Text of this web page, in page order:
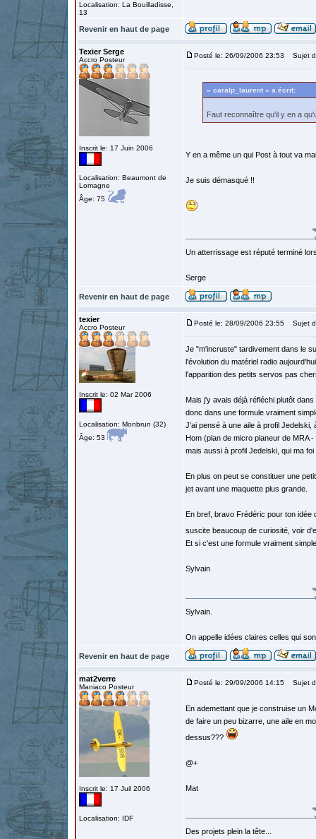
Localisation: La Bouilladisse,
13
Revenir en haut de page
Texier Serge
Accro Posteur
Inscrit le: 17 Juin 2006
Localisation: Beaumont de
Lomagne
Âge: 75
Posté le: 26/09/2006 23:53 Sujet
« caralp_laurent » a écrit:
Faut reconnaître qu'il y en a
Y en a même un qui Post à tout va
Je suis démasqué !!
Un atterrissage est réputé terminé
Serge
Revenir en haut de page
texier
Accro Posteur
Inscrit le: 02 Mar 2006
Localisation: Monbrun (32)
Âge: 53
Posté le: 28/09/2006 23:55 Sujet
Je "m'incruste" tardivement dans le
l'évolution du matériel radio
l'apparition des petits servos pas
Mais j'y avais déjà réfléchi plutôt
donc dans une formule vraiment
J'ai pensé à une aile à profil
Hom (plan de micro planeur de MRA
mais aussi à profil Jedelski, qui ma
En plus on peut se constituer une
jet avant une maquette plus grande.
En bref, bravo Frédéric pour ton
suscite beaucoup de curiosité, voir
Et si c'est une formule vraiment
Sylvain
Sylvain.
On appelle idées claires celles qui
Revenir en haut de page
mat2verre
Maniaco Posteur
Inscrit le: 17 Juil 2006
Localisation: IDF
Posté le: 29/09/2006 14:15 Sujet
En ademettant que je construise un
de faire un peu bizarre, une aile en
dessus???
@+
Mat
Des projets plein la tête...